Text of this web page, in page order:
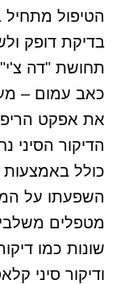
הטיפול
בדיקת דופק
תחושת "דה
כאב עמום –
את אפקט
הדיקור הסיני
השפעתו על
מטפלים
שונות כמו
ודיקור סיני